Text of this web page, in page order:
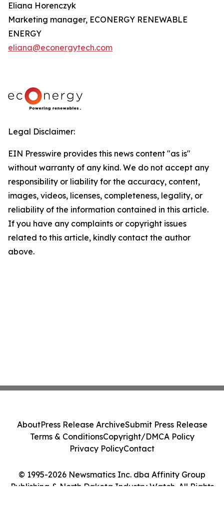
Eliana Horenczyk
Marketing manager, ECONERGY RENEWABLE
ENERGY
eliana@econergytech.com
Legal Disclaimer:
EIN Presswire provides this news content "as is"
without warranty of any kind. We do not accept any
responsibility or liability for the accuracy, content,
images, videos, licenses, completeness, legality, or
reliability of the information contained in this article.
If you have any complaints or copyright issues
related to this article, kindly contact the author
above.
© 1995-2026 Newsmatics Inc. dba Affinity Group
Publishing & North Dakota Industry Watch. All Rights
AboutPress Release ArchiveSubmit Press Release
Terms & ConditionsCopyright/DMCA Policy
Privacy PolicyContact